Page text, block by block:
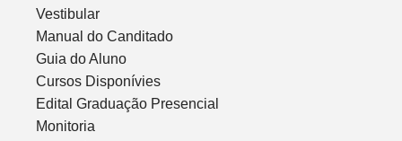
Vestibular
Manual do Canditado
Guia do Aluno
Cursos Disponívies
Edital Graduação Presencial
Monitoria